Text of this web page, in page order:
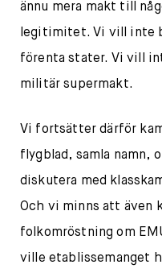
ännu mera makt till
legitimitet. Vi vill inte
förenta stater. Vi vill
militär supermakt.
Vi fortsätter därför
flygblad, samla namn,
diskutera med
Och vi minns att även
folkomröstning om
ville etablissemanget